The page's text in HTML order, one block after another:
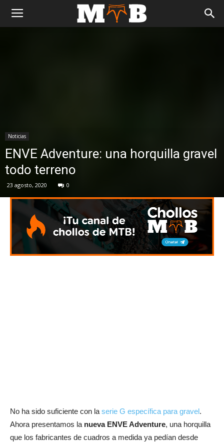
Noticias
ENVE Adventure: una horquilla gravel
todo terreno
23 agosto, 2020 0
No ha sido suficiente con la serie G específica para gravel.
Ahora presentamos la nueva ENVE Adventure, una horquilla
que los fabricantes de cuadros a medida ya pedían desde